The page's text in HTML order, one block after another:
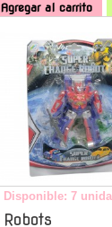
Agregar al carrito
Disponible: 7
Robots